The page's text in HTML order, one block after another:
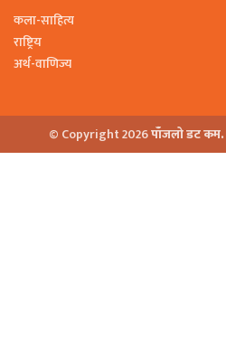
कला-साहित्य
राष्ट्रिय
अर्थ-वाणिज्य
© Copyright 2026पाँजलो डट कम.